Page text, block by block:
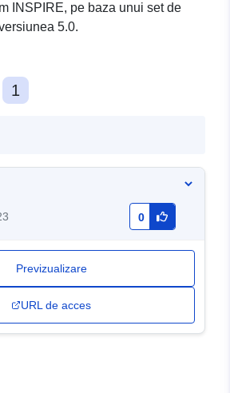
INSPIRE, pe baza unui set de
5.0.
1
0
Previzualizare
URL de acces